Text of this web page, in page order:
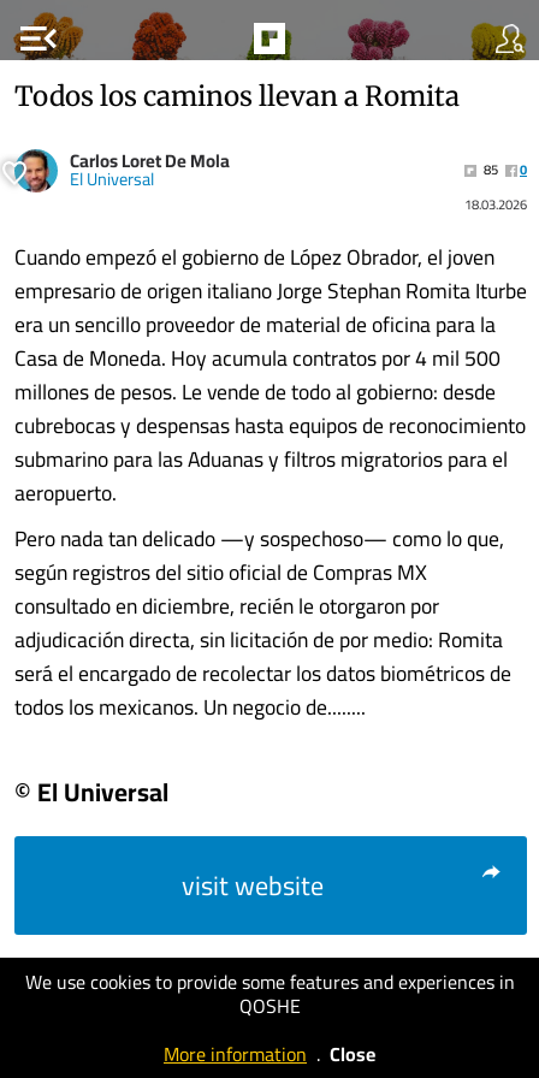
menu_open
We use cookies to provide some features and experiences in
QOSHE
More information . Close
Todos los caminos llevan a Romita
Carlos Loret De Mola
El Universal 85
0
18.03.2026
Cuando empezó el gobierno de López Obrador, el joven
empresario de origen italiano Jorge Stephan Romita Iturbe
era un sencillo proveedor de material de oficina para la
Casa de Moneda. Hoy acumula contratos por 4 mil 500
millones de pesos. Le vende de todo al gobierno: desde
cubrebocas y despensas hasta equipos de reconocimiento
submarino para las Aduanas y filtros migratorios para el
aeropuerto.
Pero nada tan delicado —y sospechoso— como lo que,
según registros del sitio oficial de Compras MX
consultado en diciembre, recién le otorgaron por
adjudicación directa, sin licitación de por medio: Romita
será el encargado de recolectar los datos biométricos de
todos los mexicanos. Un negocio de........
© El Universal
visit website